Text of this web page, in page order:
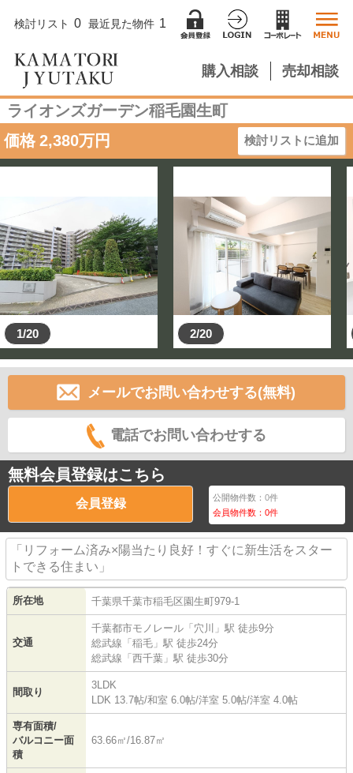
検討リスト 0 最近見た物件 1
購入相談 売却相談
ライオンズガーデン稲毛園生町
価格 2,380万円 検討リストに追加
1/20 2/20
メールでお問い合わせする(無料)
電話でお問い合わせする
無料会員登録はこちら
会員登録 公開物件数：0件
会員物件数：0件
「リフォーム済み×陽当たり良好！すぐに新生活をスター
トできる住まい」
所在地 千葉県千葉市稲毛区 園生町979-1
交通
千葉都市モノレール 「 穴川
」駅 徒歩9分
総武線 「 稲毛 」駅 徒歩24分
総武線 「 西千葉 」駅 徒歩30分
間取り
3LDK
LDK 13.7帖/和室 6.0帖/洋室 5.0帖/洋室 4.0帖
専有面積/
バルコニー面
積
63.66㎡/16.87㎡